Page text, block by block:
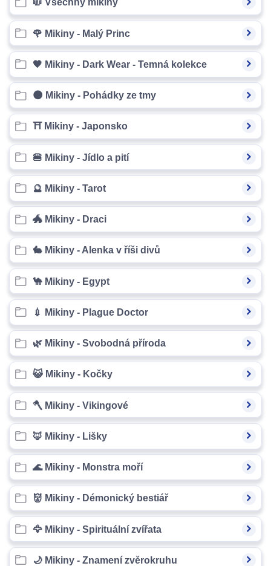
🧥 Všechny mikiny
🌹 Mikiny - Malý Princ
🖤 Mikiny - Dark Wear - Temná kolekce
🌑 Mikiny - Pohádky ze tmy
⛩️ Mikiny - Japonsko
🍔 Mikiny - Jídlo a pití
🔮 Mikiny - Tarot
🐲 Mikiny - Draci
🐇 Mikiny - Alenka v říši divů
🐪 Mikiny - Egypt
💉 Mikiny - Plague Doctor
🌿 Mikiny - Svobodná příroda
😺 Mikiny - Kočky
🪓 Mikiny - Vikingové
🦊 Mikiny - Lišky
🌊 Mikiny - Monstra moří
👹 Mikiny - Démonický bestiář
🦅 Mikiny - Spirituální zvířata
🌙 Mikiny - Znamení zvěrokruhu